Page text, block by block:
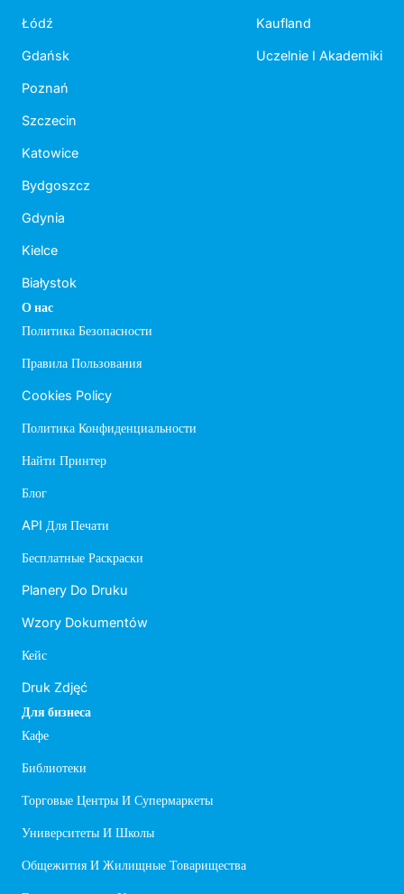
Łódź
Gdańsk
Poznań
Szczecin
Katowice
Bydgoszcz
Gdynia
Kielce
Białystok
Kaufland
Uczelnie I Akademiki
О нас
Политика Безопасности
Правила Пользования
Cookies Policy
Политика Конфиденциальности
Найти Принтер
Блог
API Для Печати
Бесплатные Раскраски
Planery Do Druku
Wzory Dokumentów
Кейс
Druk Zdjęć
Для бизнеса
Кафе
Библиотеки
Торговые Центры И Супермаркеты
Университеты И Школы
Общежития И Жилищные Товарищества